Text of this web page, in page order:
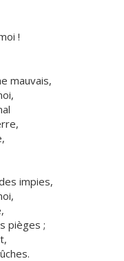
!
mauvais,
impies,
pièges ;